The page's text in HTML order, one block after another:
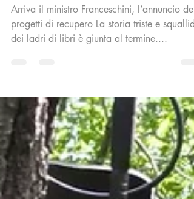
massimofedele
Tempo di lettura: 1 min
Biblioteca dei
anni E oggi comincia il futuro
Arriva il ministro Franceschini, l’annuncio dei
progetti di recupero La storia triste e squallida
dei ladri di libri è giunta al termine....